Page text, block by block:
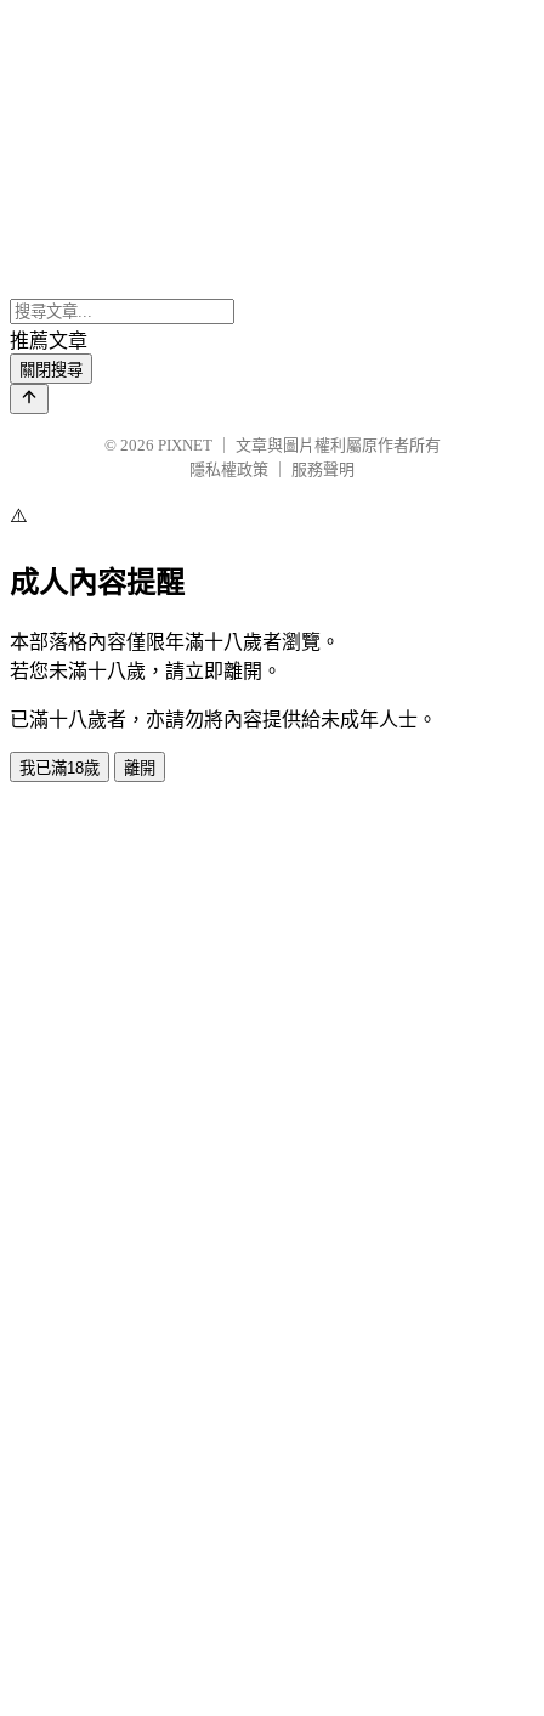
推薦文章
關閉搜尋
© 2026 PIXNET
文章與圖片權利屬原作者所有
隱私權政策
服務聲明
⚠️
成人內容提醒
本部落格內容僅限年滿十八歲者瀏覽。
若您未滿十八歲，請立即離開。
已滿十八歲者，亦請勿將內容提供給未成年人士。
我已滿18歲 離開